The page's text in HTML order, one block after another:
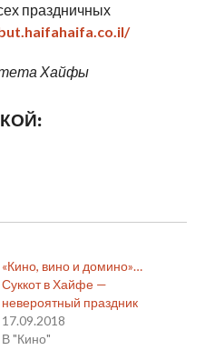
праздничных
Хайфы
«Кино, вино и домино»…
Суккот в Хайфе —
невероятный праздник
17.09.2018
В "Кино"